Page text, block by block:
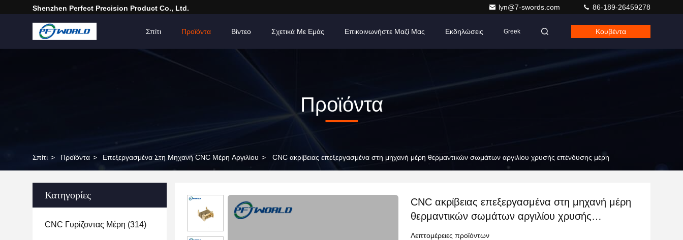
Shenzhen Perfect Precision Product Co., Ltd. lyn@7-swords.com 86-189-26459278
Σπίτι Προϊόντα Βίντεο Σχετικά Με Εμάς Επικοινωνήστε Μαζί Μας Εκδηλώσεις Greek Κουβέντα
Προϊόντα
Σπίτι > Προϊόντα > Επεξεργασμένα Στη Μηχανή CNC Μέρη Αργιλίου > CNC ακρίβειας επεξεργασμένα στη μηχανή μέρη θερμαντικών σωμάτων αργιλίου χρυσής επένδυσης μέρη
Κατηγορίες
CNC Γυρίζοντας Μέρη (314)
CNC ακρίβειας επεξεργασμένα στη μηχανή μέρη
θερμαντικών σωμάτων αργιλίου χρυσής
επένδυσης μέρη
Λεπτομέρειες προϊόντων